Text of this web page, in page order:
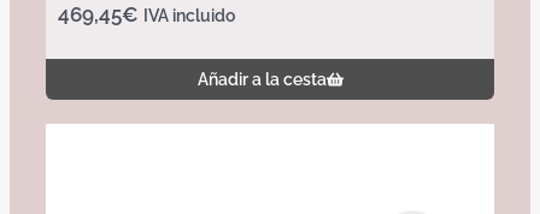
469,45€ IVA incluido
Añadir a la cesta